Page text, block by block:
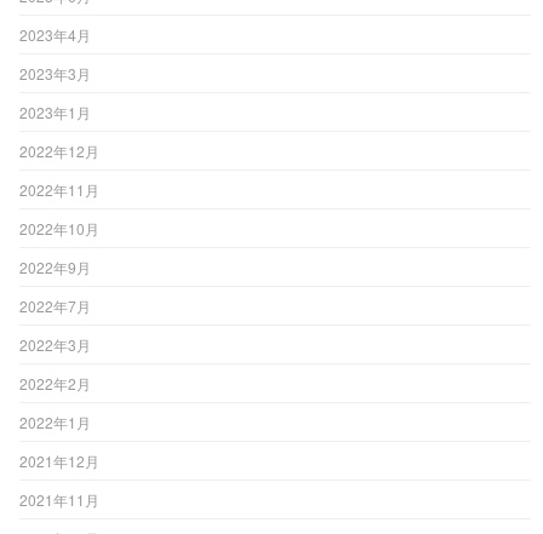
2023年4月
2023年3月
2023年1月
2022年12月
2022年11月
2022年10月
2022年9月
2022年7月
2022年3月
2022年2月
2022年1月
2021年12月
2021年11月